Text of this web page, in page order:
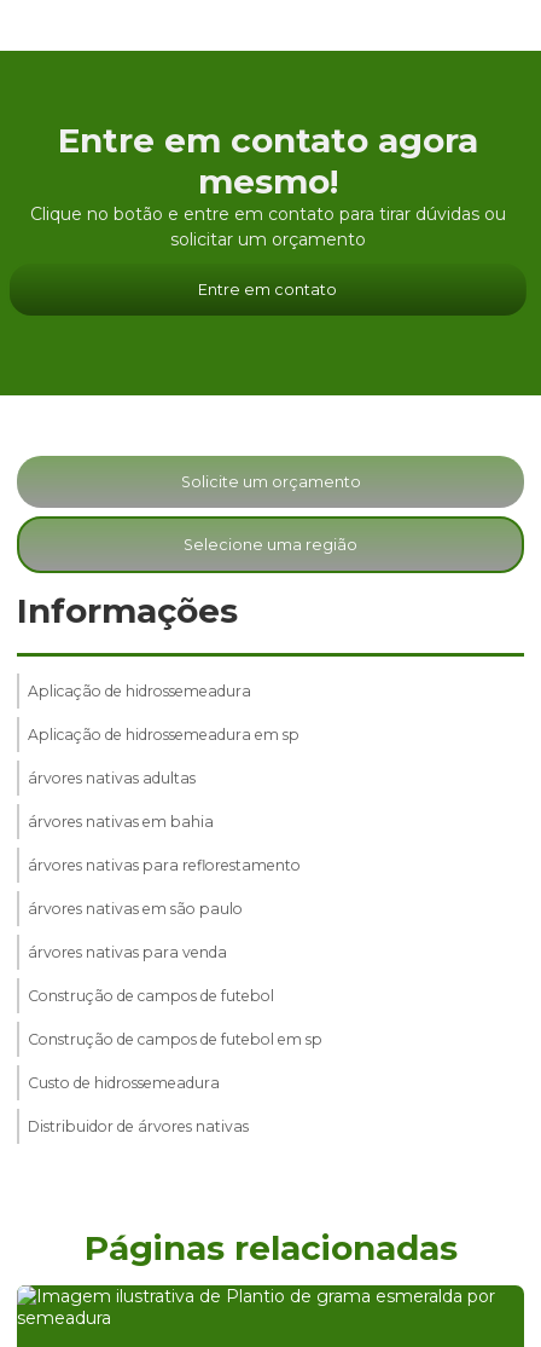
Entre em contato agora
mesmo!
Clique no botão e entre em contato para tirar dúvidas ou
solicitar um orçamento
Entre em contato
Solicite um orçamento
Selecione uma região
Informações
Aplicação de hidrossemeadura
Aplicação de hidrossemeadura em sp
árvores nativas adultas
árvores nativas em bahia
árvores nativas para reflorestamento
árvores nativas em são paulo
árvores nativas para venda
Construção de campos de futebol
Construção de campos de futebol em sp
Custo de hidrossemeadura
Distribuidor de árvores nativas
Distribuidor de grama batatais
Distribuidor de grama batatais em sp
Páginas relacionadas